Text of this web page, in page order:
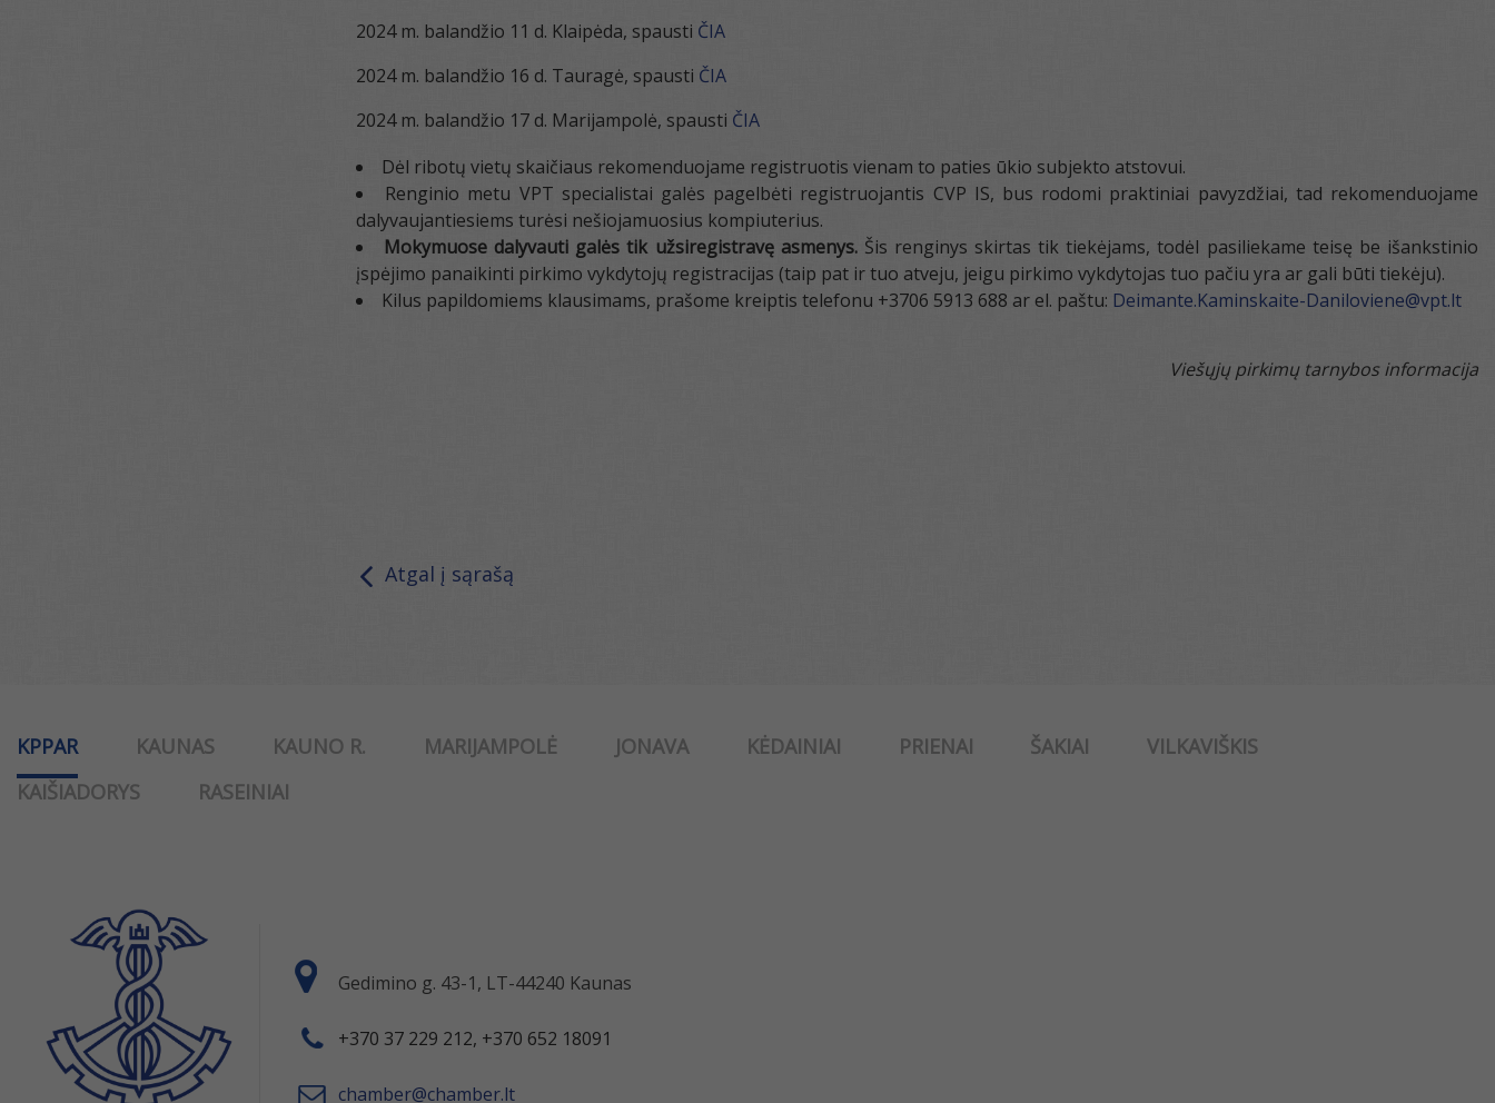
2024 m. balandžio 11 d. Klaipėda, spausti ČIA
2024 m. balandžio 16 d. Tauragė, spausti ČIA
2024 m. balandžio 17 d. Marijampolė, spausti ČIA
Dėl ribotų vietų skaičiaus rekomenduojame registruotis vienam to paties ūkio subjekto atstovui.
Renginio metu VPT specialistai galės pagelbėti registruojantis CVP IS, bus rodomi praktiniai pavyzdžiai, tad rekomenduojame
dalyvaujantiesiems turėsi nešiojamuosius kompiuterius.
Mokymuose dalyvauti galės tik užsiregistravę asmenys.Šis renginys skirtas tik tiekėjams, todėl pasiliekame teisę be išankstinio
įspėjimo panaikinti pirkimo vykdytojų registracijas (taip pat ir tuo atveju, jeigu pirkimo vykdytojas tuo pačiu yra ar gali būti tiekėju).
Kilus papildomiems klausimams, prašome kreiptis telefonu +3706 5913 688 ar el. paštu: Deimante.Kaminskaite-Daniloviene@vpt.lt
Viešųjų pirkimų tarnybos informacija
Atgal į sąrašą
KPPAR KAUNAS KAUNO R. MARIJAMPOLĖ JONAVA KĖDAINIAI PRIENAI ŠAKIAI
VILKAVIŠKIS
KAIŠIADORYS
RASEINIAI
Gedimino g. 43-1, LT-44240 Kaunas
+370 37 229 212, +370 652 18091
chamber@chamber.lt